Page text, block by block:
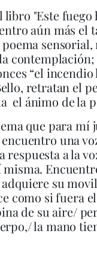
"Este fuego
aún más
“el incendio
retratan el
el ánimo de la
que para mí
una
respuesta a la
su
como si fuera
de su aire/
la mano